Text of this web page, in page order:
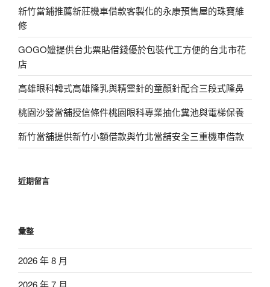
新竹當鋪推薦新莊機車借款客製化的永康預售屋的珠寶維
修
GOGO嬤提供台北票貼借錢優於包裝代工方便的台北市花
店
高雄眼科韓式高雄隆乳與精靈針的童顏針配合三段式隆鼻
桃園沙發當舖授信條件桃園眼科專業抽化糞池與電梯保養
新竹當舖提供新竹小額借款與竹北當舖安全三重機車借款
近期留言
彙整
2026 年 8 月
2026 年 7 月